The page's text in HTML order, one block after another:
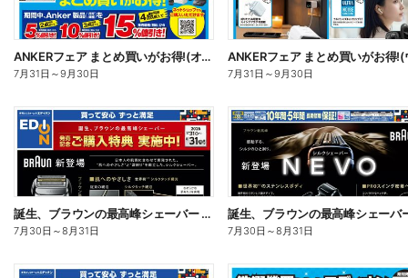
ANKERフェア まとめ買いがお得!(オモテ)
7月31日 ～9月30日 7月31日 ～9月30日
誕生、ブラウンの最高峰シェーバー 発売記念ご購入特典 実施中!(オモテ)
7月30日 ～8月31日 7月30日 ～8月31日